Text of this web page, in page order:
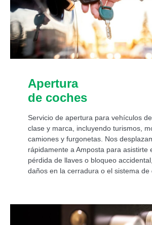
Apertura
de coches
Servicio de apertura para vehículos
clase y marca, incluyendo turismos,
camiones y furgonetas. Nos
rápidamente a Amposta para asistirte
pérdida de llaves o bloqueo
daños en la cerradura o el sistema de